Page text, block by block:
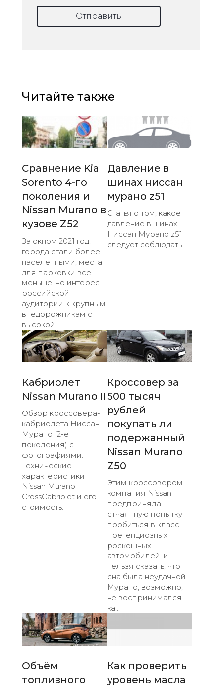
Отправить
Читайте также
Сравнение Kia
Sorento 4-го
поколения и
Nissan Murano в
кузове Z52
За окном 2021 год:
города стали более
населенными, места
для парковки все
меньше, но интерес
российской
аудитории к крупным
внедорожникам с
высокой
Давление в
шинах ниссан
мурано z51
Статья о том, какое
давление в шинах
Ниссан Мурано z51
следует соблюдать
Кабриолет
Nissan Murano II
Обзор кроссовера-
кабриолета Ниссан
Мурано (2-е
поколения) с
фотографиями.
Технические
характеристики
Nissan Murano
CrossCabriolet и его
стоимость.
Кроссовер за
500 тысяч
рублей
покупать ли
подержанный
Nissan Murano
Z50
Этим кроссовером
компания Nissan
предприняла
отчаянную попытку
пробиться в класс
претенциозных
роскошных
автомобилей, и
нельзя сказать, что
она была неудачной.
Мурано, возможно,
не воспринимался
ка...
Объём
топливного
Как проверить
уровень масла